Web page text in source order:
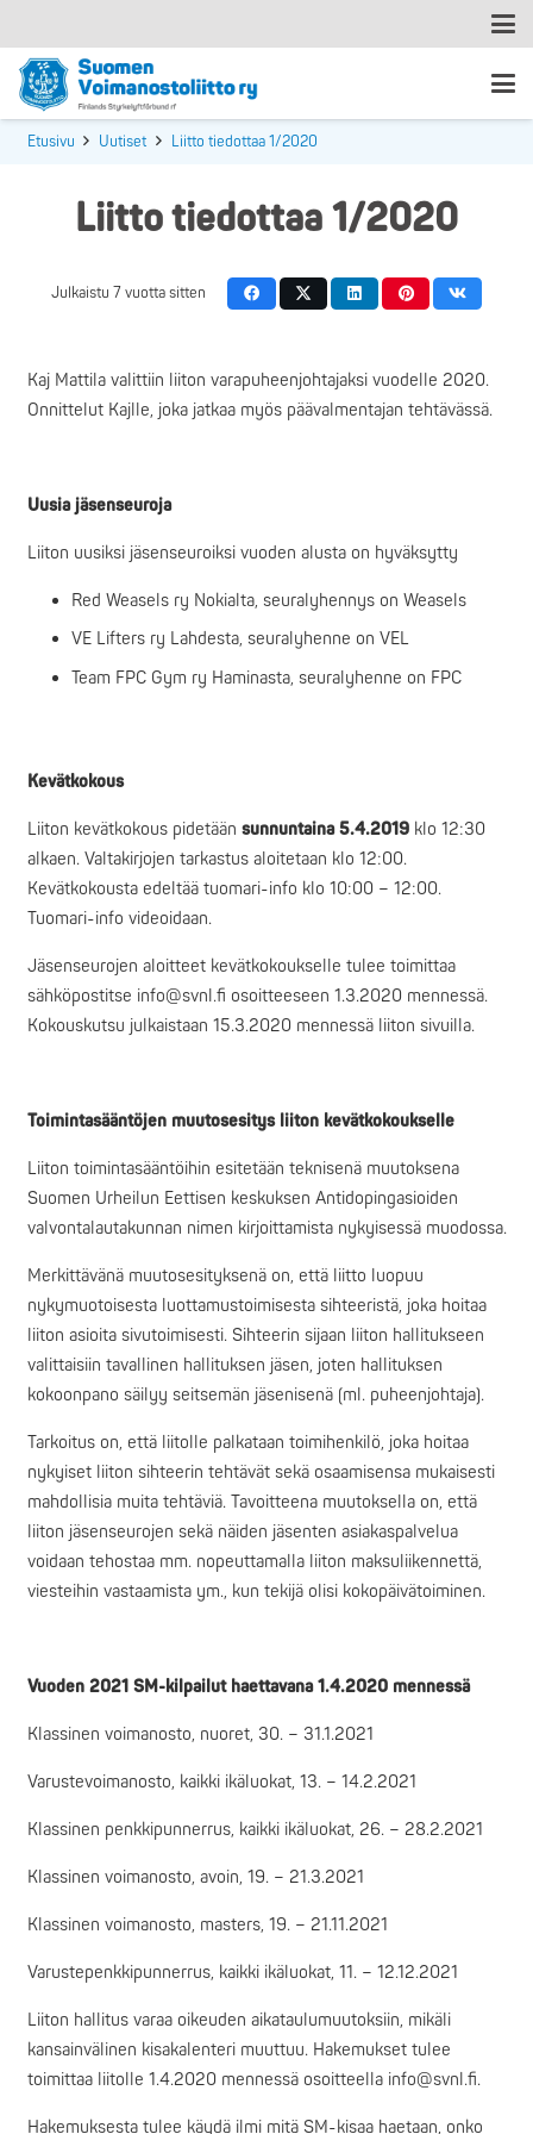
Etusivu Uutiset Liitto tiedottaa 1/2020
Liitto tiedottaa 1/2020
Julkaistu7 vuotta sitten
Kaj Mattila valittiin liiton varapuheenjohtajaksi vuodelle 2020.
Onnittelut Kajlle, joka jatkaa myös päävalmentajan tehtävässä.
Uusia jäsenseuroja
Liiton uusiksi jäsenseuroiksi vuoden alusta on hyväksytty
Red Weasels ry Nokialta, seuralyhennys on Weasels
VE Lifters ry Lahdesta, seuralyhenne on VEL
Team FPC Gym ry Haminasta, seuralyhenne on FPC
Kevätkokous
Liiton kevätkokous pidetään sunnuntaina 5.4.2019 klo 12:30
alkaen. Valtakirjojen tarkastus aloitetaan klo 12:00.
Kevätkokousta edeltää tuomari-info klo 10:00 – 12:00.
Tuomari-info videoidaan.
Jäsenseurojen aloitteet kevätkokoukselle tulee toimittaa
sähköpostitse info@svnl.fi osoitteeseen 1.3.2020 mennessä.
Kokouskutsu julkaistaan 15.3.2020 mennessä liiton sivuilla.
Toimintasääntöjen muutosesitys liiton kevätkokoukselle
Liiton toimintasääntöihin esitetään teknisenä muutoksena
Suomen Urheilun Eettisen keskuksen Antidopingasioiden
valvontalautakunnan nimen kirjoittamista nykyisessä muodossa.
Merkittävänä muutosesityksenä on, että liitto luopuu
nykymuotoisesta luottamustoimisesta sihteeristä, joka hoitaa
liiton asioita sivutoimisesti. Sihteerin sijaan liiton hallitukseen
valittaisiin tavallinen hallituksen jäsen, joten hallituksen
kokoonpano säilyy seitsemän jäsenisenä (ml. puheenjohtaja).
Tarkoitus on, että liitolle palkataan toimihenkilö, joka hoitaa
nykyiset liiton sihteerin tehtävät sekä osaamisensa mukaisesti
mahdollisia muita tehtäviä. Tavoitteena muutoksella on, että
liiton jäsenseurojen sekä näiden jäsenten asiakaspalvelua
voidaan tehostaa mm. nopeuttamalla liiton maksuliikennettä,
viesteihin vastaamista ym., kun tekijä olisi kokopäivätoiminen.
Vuoden 2021 SM-kilpailut haettavana 1.4.2020 mennessä
Klassinen voimanosto, nuoret, 30. – 31.1.2021
Varustevoimanosto, kaikki ikäluokat, 13. – 14.2.2021
Klassinen penkkipunnerrus, kaikki ikäluokat, 26. – 28.2.2021
Klassinen voimanosto, avoin, 19. – 21.3.2021
Klassinen voimanosto, masters, 19. – 21.11.2021
Varustepenkkipunnerrus, kaikki ikäluokat, 11. – 12.12.2021
Liiton hallitus varaa oikeuden aikataulumuutoksiin, mikäli
kansainvälinen kisakalenteri muuttuu. Hakemukset tulee
toimittaa liitolle 1.4.2020 mennessä osoitteella info@svnl.fi.
Hakemuksesta tulee käydä ilmi mitä SM-kisaa haetaan, onko